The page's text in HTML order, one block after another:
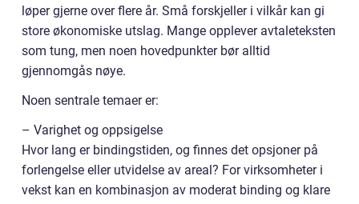
løper gjerne over flere år. Små forskjeller i vilkår kan gi
store økonomiske utslag. Mange opplever avtaleteksten
som tung, men noen hovedpunkter bør alltid
gjennomgås nøye.
Noen sentrale temaer er:
– Varighet og oppsigelse
Hvor lang er bindingstiden, og finnes det opsjoner på
forlengelse eller utvidelse av areal? For virksomheter i
vekst kan en kombinasjon av moderat binding og klare